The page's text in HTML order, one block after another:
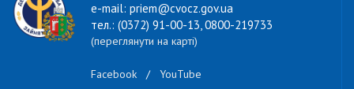
e-mail: priem@cvocz.gov.ua
тел.: (0372) 91-00-13, 0800-219733
(переглянути на карті)
Facebook / YouTube